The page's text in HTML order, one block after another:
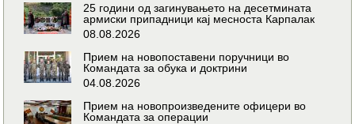
25 години од загинувањето на десетмината
армиски припадници кај месноста Карпалак
08.08.2026
Прием на новопоставени поручници во
Командата за обука и доктрини
04.08.2026
Прием на новопроизведените офицери во
Командата за операции